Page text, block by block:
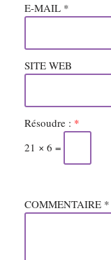
E-MAIL *
SITE WEB
Résoudre : *
21 × 6 =
COMMENTAIRE *